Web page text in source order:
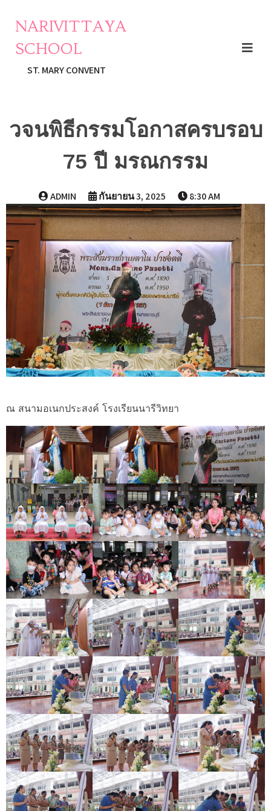
NARIVITTAYA
SCHOOL
ST. MARY CONVENT
วจนพิธีกรรมโอกาสครบรอบ
75 ปี มรณกรรม
ADMIN กันยายน 3, 2025 8:30 AM
ณ สนามอเนกประสงค์ โรงเรียนนารีวิทยา